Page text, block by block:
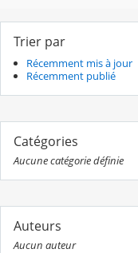
Trier par
Récemment mis à jour
Récemment publié
Catégories
Aucune catégorie définie
Auteurs
Aucun auteur